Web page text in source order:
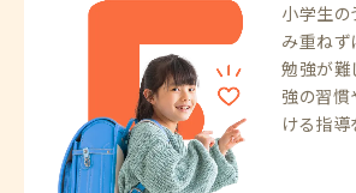
小学生の
み重ねず
勉強が難
強の習慣
ける指導